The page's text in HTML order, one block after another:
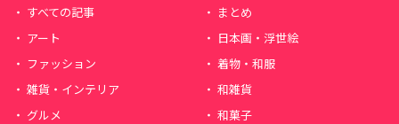
すべての記事
まとめ
アート
日本画・浮世絵
ファッション
着物・和服
雑貨・インテリア
和雑貨
グルメ
和菓子